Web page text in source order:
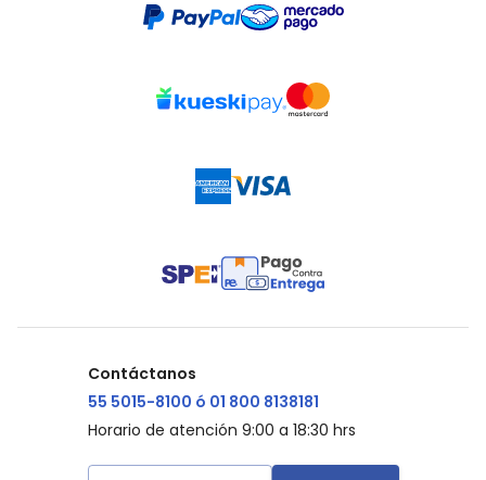
Contáctanos
55 5015-8100 ó 01 800 8138181
Horario de atención 9:00 a 18:30 hrs